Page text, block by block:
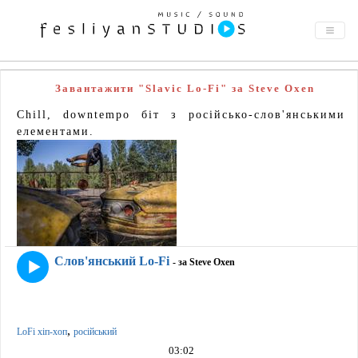
Завантажити "Slavic Lo-Fi" за Steve Oxen
Chill, downtempo біт з російсько-слов'янськими
елементами.
Слов'янський Lo-Fi - за Steve Oxen
LoFi хіп-хоп, російський
03:02